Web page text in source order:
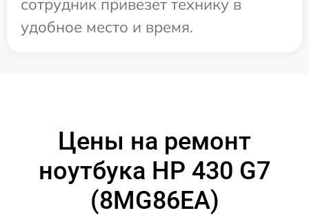
удобное место и время.
Цены на ремонт
ноутбука HP 430 G7
(8MG86EA)